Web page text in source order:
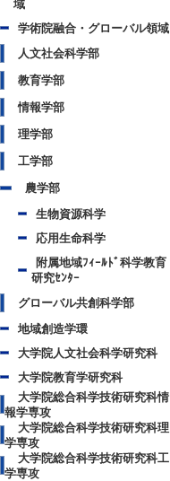
域
学術院融合・グローバル領域
人文社会科学部
教育学部
情報学部
理学部
工学部
農学部
生物資源科学
応用生命科学
附属地域ﾌｨｰﾙﾄﾞ科学教育
研究ｾﾝﾀｰ
グローバル共創科学部
地域創造学環
大学院人文社会科学研究科
大学院教育学研究科
大学院総合科学技術研究科情
報学専攻
大学院総合科学技術研究科理
学専攻
大学院総合科学技術研究科工
学専攻